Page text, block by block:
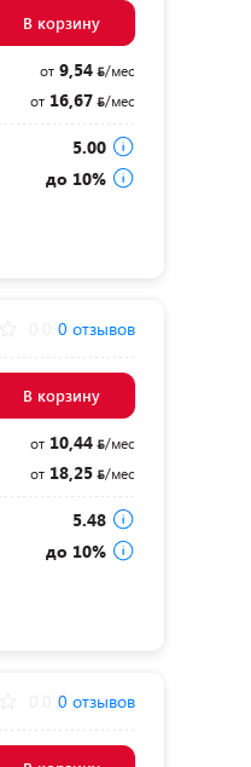
В корзину
от9,54
/мес
от16,67 /мес
5.00
до 10%
0 отзывов
В корзину
от10,44
/мес
от18,25 /мес
5.48
до 10%
0 отзывов